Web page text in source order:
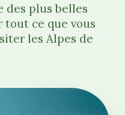
des plus belles
tout ce que vous
les Alpes de